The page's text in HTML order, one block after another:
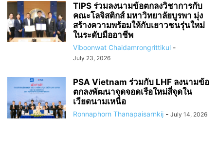
TIPS ร่วมลงนามข้อตกลงวิชาการกับ
คณะโลจิสติกส์ มหาวิทยาลัยบูรพา มุ่ง
สร้างความพร้อมให้กับเยาวชนรุ่นใหม่
ในระดับมืออาชีพ
Viboonwat Chaidamrongrittikul -
July 23, 2026
PSA Vietnam ร่วมกับ LHF ลงนามข้อ
ตกลงพัฒนาจุดจอดเรือใหม่สี่จุดใน
เวียดนามเหนือ
Ronnaphorn Thanapaisarnkij - July 14, 2026